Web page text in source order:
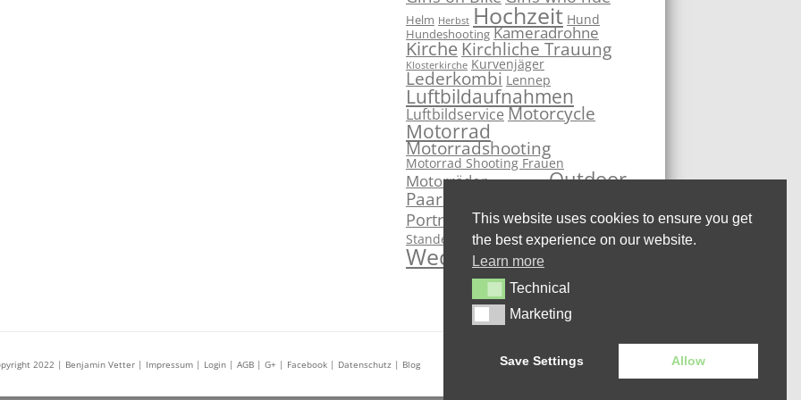
Helm Herbst Hochzeit Hund
Hundeshooting Kameradrohne
Kirche Kirchliche Trauung
Klosterkirche Kurvenjäger
Lederkombi Lennep
Luftbildaufnahmen
Luftbildservice Motorcycle
Motorrad
Motorradshooting
Motorrad Shooting Frauen
Motorräder Motorsport Outdoor
Paarshooting
Portrait Remscheid Sportbike
Standesamt Studio Superbike
Wedding
2022 | Benjamin Vetter | Impressum | Login | AGB | G+ | Facebook | Datenschutz | Blog
This website uses cookies to ensure you get
the best experience on our website.
Learn more
TechnicalTechnical
MarketingMarketing
Save Settings Allow